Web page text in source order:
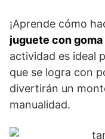
¡Aprende cómo
juguete con goma
actividad es ideal
que se logra con
divertirán un
manualidad.